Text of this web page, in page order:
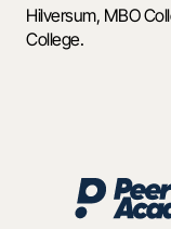
Hilversum, MBO
College.